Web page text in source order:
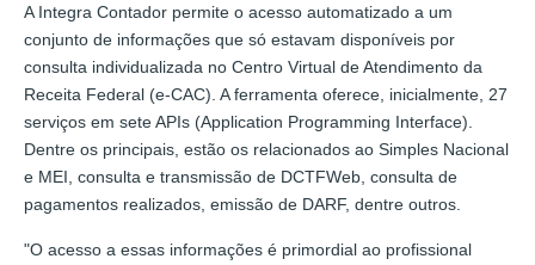
A Integra Contador permite o acesso automatizado a um
conjunto de informações que só estavam disponíveis por
consulta individualizada no Centro Virtual de Atendimento da
Receita Federal (e-CAC). A ferramenta oferece, inicialmente, 27
serviços em sete APIs (Application Programming Interface).
Dentre os principais, estão os relacionados ao Simples Nacional
e MEI, consulta e transmissão de DCTFWeb, consulta de
pagamentos realizados, emissão de DARF, dentre outros.
"O acesso a essas informações é primordial ao profissional